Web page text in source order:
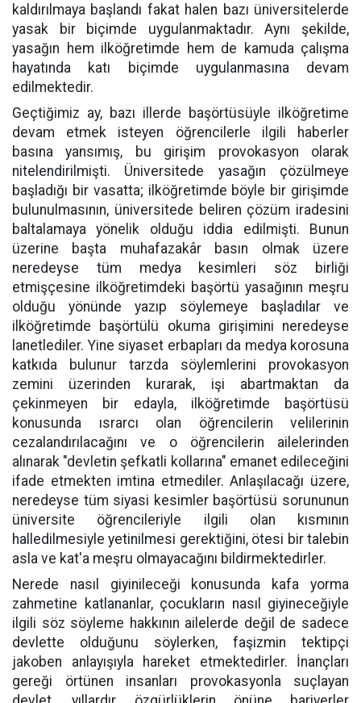
kaldırılmaya başlandı fakat halen bazı üniversitelerde
yasak bir biçimde uygulanmaktadır. Aynı şekilde,
yasağın hem ilköğretimde hem de kamuda çalışma
hayatında katı biçimde uygulanmasına devam
edilmektedir.
Geçtiğimiz ay, bazı illerde başörtüsüyle ilköğretime
devam etmek isteyen öğrencilerle ilgili haberler
basına yansımış, bu girişim provokasyon olarak
nitelendirilmişti. Üniversitede yasağın çözülmeye
başladığı bir vasatta; ilköğretimde böyle bir girişimde
bulunulmasının, üniversitede beliren çözüm iradesini
baltalamaya yönelik olduğu iddia edilmişti. Bunun
üzerine başta muhafazakâr basın olmak üzere
neredeyse tüm medya kesimleri söz birliği
etmişçesine ilköğretimdeki başörtü yasağının meşru
olduğu yönünde yazıp söylemeye başladılar ve
ilköğretimde başörtülü okuma girişimini neredeyse
lanetlediler. Yine siyaset erbapları da medya korosuna
katkıda bulunur tarzda söylemlerini provokasyon
zemini üzerinden kurarak, işi abartmaktan da
çekinmeyen bir edayla, ilköğretimde başörtüsü
konusunda ısrarcı olan öğrencilerin velilerinin
cezalandırılacağını ve o öğrencilerin ailelerinden
alınarak "devletin şefkatli kollarına" emanet edileceğini
ifade etmekten imtina etmediler. Anlaşılacağı üzere,
neredeyse tüm siyasi kesimler başörtüsü sorununun
üniversite öğrencileriyle ilgili olan kısmının
halledilmesiyle yetinilmesi gerektiğini, ötesi bir talebin
asla ve kat'a meşru olmayacağını bildirmektedirler.
Nerede nasıl giyinileceği konusunda kafa yorma
zahmetine katlananlar, çocukların nasıl giyineceğiyle
ilgili söz söyleme hakkının ailelerde değil de sadece
devlette olduğunu söylerken, faşizmin tektipçi
jakoben anlayışıyla hareket etmektedirler. İnançları
gereği örtünen insanları provokasyonla suçlayan